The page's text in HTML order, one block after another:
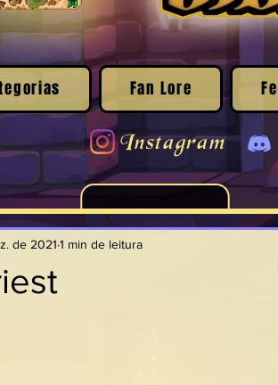
Fan Lore
Instagram
de 2021 1 min de leitura